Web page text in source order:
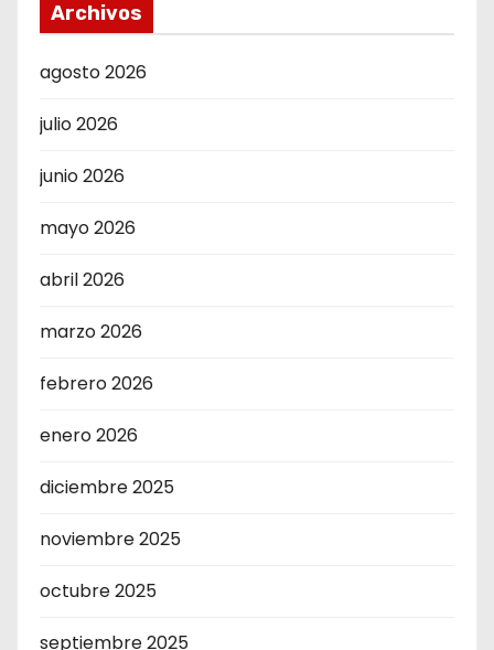
Archivos
agosto 2026
julio 2026
junio 2026
mayo 2026
abril 2026
marzo 2026
febrero 2026
enero 2026
diciembre 2025
noviembre 2025
octubre 2025
septiembre 2025